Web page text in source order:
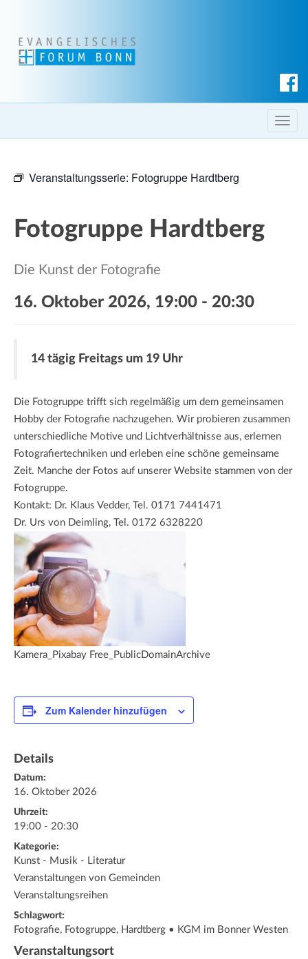
c
h T
o
Veranstaltungsserie: Fotogruppe Hardtberg
Fotogruppe Hardtberg
Die Kunst der Fotografie
16. Oktober 2026, 19:00 - 20:30
14 tägig Freitags um 19 Uhr
Die Fotogruppe trifft sich regelmäßig um dem gemeinsamen
Hobby der Fotografie nachzugehen. Wir probieren zusammen
unterschiedliche Motive und Lichtverhältnisse aus, erlernen
Fotografiertechniken und erleben eine schöne gemeinsame
Zeit. Manche der Fotos auf unserer Website stammen von der
Fotogruppe.
Kontakt: Dr. Klaus Vedder, Tel. 0171 7441471
Dr. Urs von Deimling, Tel. 0172 6328220
Kamera_Pixabay Free_PublicDomainArchive
Zum Kalender hinzufügen
Details
Datum:
16. Oktober 2026
Uhrzeit:
19:00 - 20:30
Kategorie:
Kunst - Musik - Literatur
Veranstaltungen von Gemeinden
Veranstaltungsreihen
Schlagwort:
Fotografie, Fotogruppe, Hardtberg • KGM im Bonner Westen
Veranstaltungsort